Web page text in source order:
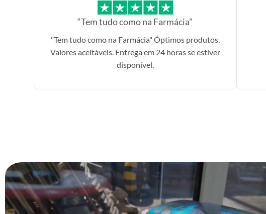
“Tem tudo como na Farmácia”
"Tem tudo como na Farmácia" Óptimos produtos.
Valores aceitáveis. Entrega em 24 horas se estiver
disponível.